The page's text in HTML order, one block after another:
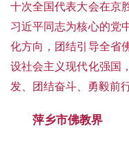
十次全国代表大会在京
习近平同志为核心的党
化方向，团结引导全省
设社会主义现代化强国
发、团结奋斗、勇毅前行
萍乡市佛教界